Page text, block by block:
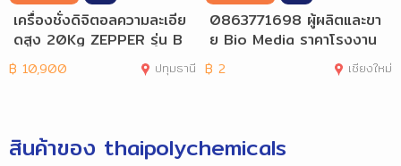
เครื่องชั่งดิจิตอลความละเอีย
ดสูง 20Kg ZEPPER รุ่น B
CC20001
฿ 10,900 ปทุมธานี
0863771698 ผู้ผลิตและขา
ย Bio Media ราคาโรงงาน
พร้อมจัดส่ง
฿ 2 เชียงใหม่
สินค้าของ thaipolychemicals